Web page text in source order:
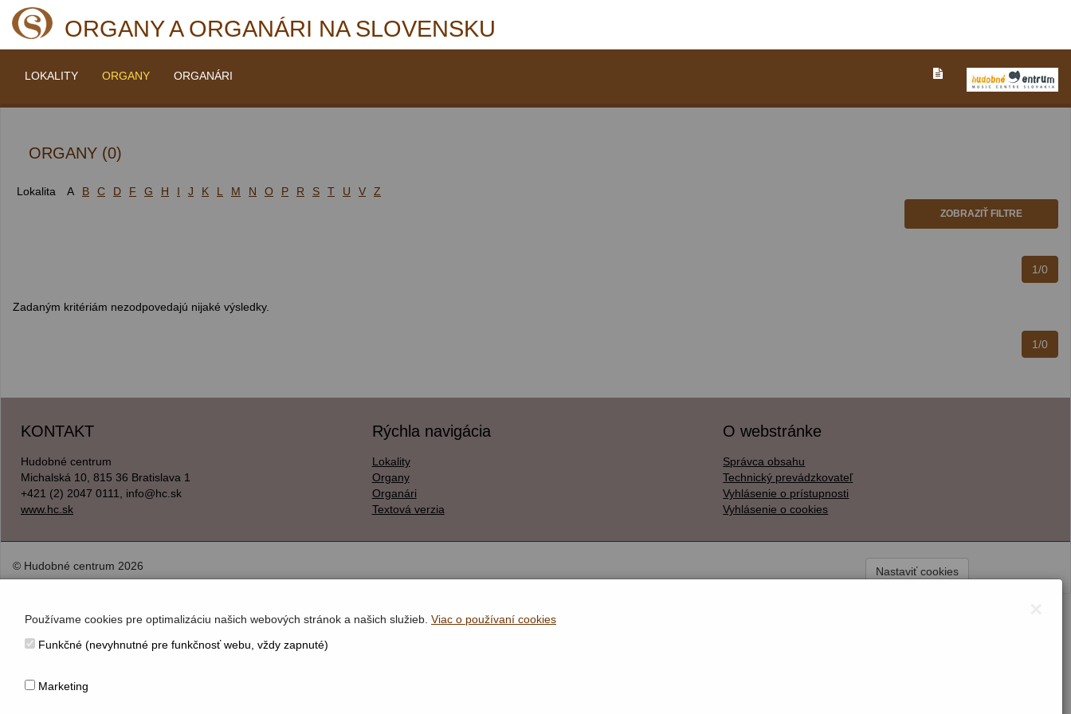
ORGANY A ORGANÁRI NA SLOVENSKU
LOKALITY ORGANY ORGANÁRI
ORGANY (0)
Lokalita A B C D F G H I J K L M N O P R S T U V Z
ZOBRAZIŤ FILTRE
1/0
Zadaným kritériám nezodpovedajú nijaké výsledky.
1/0
KONTAKT
Hudobné centrum
Michalská 10, 815 36 Bratislava 1
+421 (2) 2047 0111, info@hc.sk
www.hc.sk
Rýchla navigácia
Lokality
Organy
Organári
Textová verzia
O webstránke
Správca obsahu
Technický prevádzkovateľ
Vyhlásenie o prístupnosti
Vyhlásenie o cookies
© Hudobné centrum 2026 Nastaviť cookies
Používame cookies pre optimalizáciu našich webových stránok a našich služieb. Viac o používaní cookies
Funkčné (nevyhnutné pre funkčnosť webu, vždy zapnuté)
Marketing